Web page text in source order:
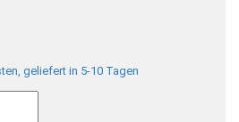
geliefert in 5-10 Tagen